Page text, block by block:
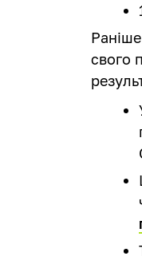
свого